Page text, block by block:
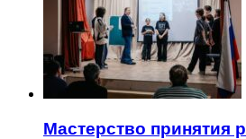
Мастерство принятия